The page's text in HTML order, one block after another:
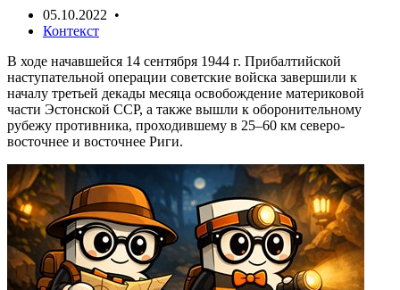
05.10.2022 •
Контекст
В ходе начавшейся 14 сентября 1944 г. Прибалтийской
наступательной операции советские войска завершили к
началу третьей декады месяца освобождение материковой
части Эстонской ССР, а также вышли к оборонительному
рубежу противника, проходившему в 25–60 км северо-
восточнее и восточнее Риги.